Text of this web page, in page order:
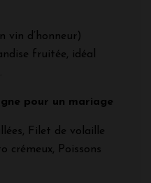
vin d’honneur)
fruitée, idéal
pour un mariage
Filet de volaille
crémeux, Poissons